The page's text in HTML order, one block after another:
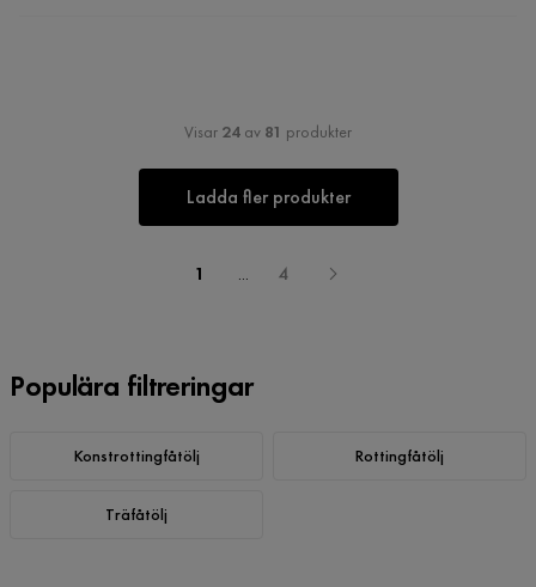
Visar 24 av 81 produkter
Ladda fler produkter
1 ... 4
Populära filtreringar
Konstrottingfåtölj Rottingfåtölj
Träfåtölj